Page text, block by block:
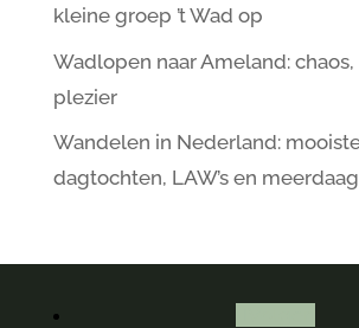
kleine groep ’t Wad op
Wadlopen naar Ameland:
plezier
Wandelen in Nederland:
dagtochten, LAW’s en